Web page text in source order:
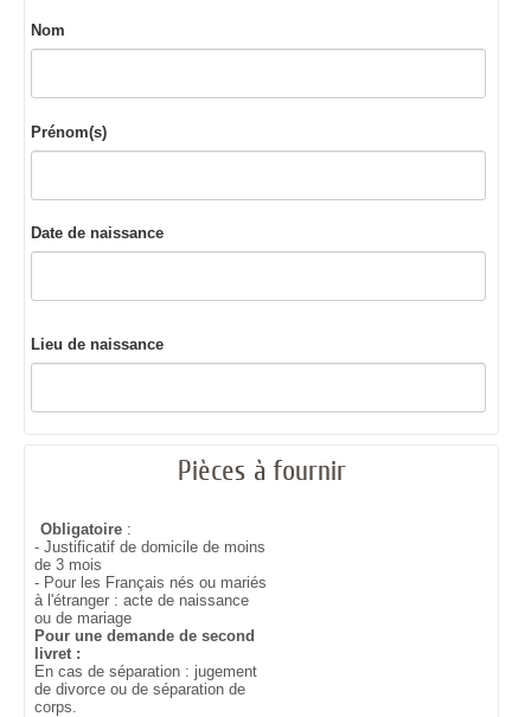
Nom
Prénom(s)
Date de naissance
Lieu de naissance
Pièces à fournir
Obligatoire :
- Justificatif de domicile de moins
de 3 mois
- Pour les Français nés ou mariés
à l'étranger : acte de naissance
ou de mariage
Pour une demande de second
livret :
En cas de séparation : jugement
de divorce ou de séparation de
corps.